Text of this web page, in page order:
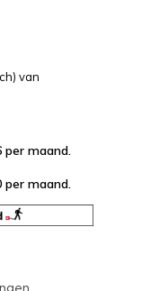
van
per maand.
per maand.